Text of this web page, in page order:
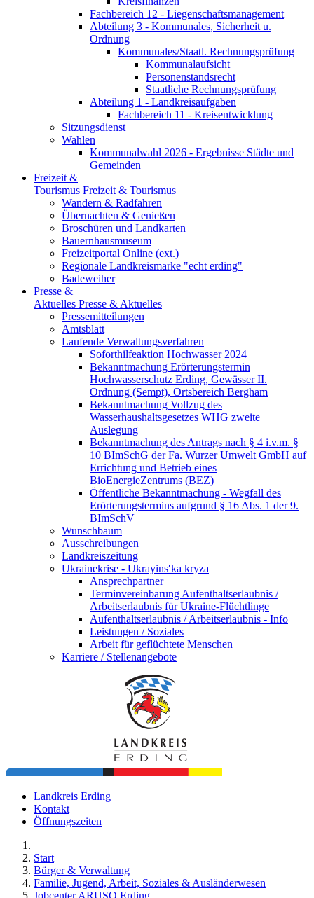
Fachbereich 12 - Liegenschaftsmanagement
Abteilung 3 - Kommunales, Sicherheit u.
Ordnung
Kommunales/Staatl. Rechnungsprüfung
Kommunalaufsicht
Personenstandsrecht
Staatliche Rechnungsprüfung
Abteilung 1 - Landkreisaufgaben
Fachbereich 11 - Kreisentwicklung
Sitzungsdienst
Wahlen
Kommunalwahl 2026 - Ergebnisse Städte und
Gemeinden
Freizeit &
Tourismus Freizeit & Tourismus
Wandern & Radfahren
Übernachten & Genießen
Broschüren und Landkarten
Bauernhausmuseum
Freizeitportal Online (ext.)
Regionale Landkreismarke "echt erding"
Badeweiher
Presse &
Aktuelles Presse & Aktuelles
Pressemitteilungen
Amtsblatt
Laufende Verwaltungsverfahren
Soforthilfeaktion Hochwasser 2024
Bekanntmachung Erörterungstermin
Hochwasserschutz Erding, Gewässer II.
Ordnung (Sempt), Ortsbereich Bergham
Bekanntmachung Vollzug des
Wasserhaushaltsgesetzes WHG zweite
Auslegung
Bekanntmachung des Antrags nach § 4 i.v.m. §
10 BImSchG der Fa. Wurzer Umwelt GmbH auf
Errichtung und Betrieb eines
BioEnergieZentrums (BEZ)
Öffentliche Bekanntmachung - Wegfall des
Erörterungstermins aufgrund § 16 Abs. 1 der 9.
BImSchV
Wunschbaum
Ausschreibungen
Landkreiszeitung
Ukrainekrise - Ukrayinsʹka kryza
Ansprechpartner
Terminvereinbarung Aufenthaltserlaubnis /
Arbeitserlaubnis für Ukraine-Flüchtlinge
Aufenthaltserlaubnis / Arbeitserlaubnis - Info
Leistungen / Soziales
Arbeit für geflüchtete Menschen
Karriere / Stellenangebote
Landkreis Erding
Kontakt
Öffnungszeiten
Start
Bürger & Verwaltung
Familie, Jugend, Arbeit, Soziales & Ausländerwesen
Jobcenter ARUSO Erding